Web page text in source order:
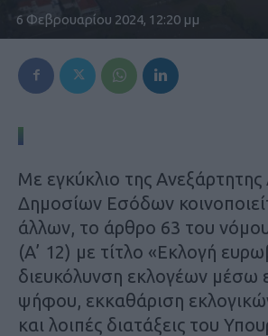
6 Φεβρουαρίου 2024, 12:20 μμ
Με εγκύκλιο της Ανεξάρτητης
Δημοσίων Εσόδων
άλλων, το άρθρο 63 του
(Α’ 12) με τίτλο «Εκλογή
διευκόλυνση εκλογέων μέσω
ψήφου, εκκαθάριση
και λοιπές διατάξεις του